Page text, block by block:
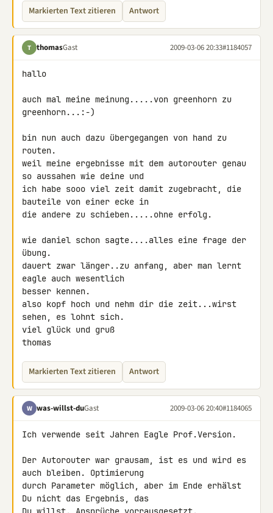
Markierten Text zitieren Antwort
T thomasGast 2009-03-06 20:33#1184057
hallo
auch mal meine meinung.....von greenhorn zu
greenhorn...:-)
bin nun auch dazu übergegangen von hand zu
routen.
weil meine ergebnisse mit dem autorouter genau
so aussahen wie deine und
ich habe sooo viel zeit damit zugebracht, die
bauteile von einer ecke in
die andere zu schieben.....ohne erfolg.
wie daniel schon sagte....alles eine frage der
übung.
dauert zwar länger..zu anfang, aber man lernt
eagle auch wesentlich
besser kennen.
also kopf hoch und nehm dir die zeit...wirst
sehen, es lohnt sich.
viel glück und gruß
thomas
Markierten Text zitieren Antwort
W was-willst-duGast 2009-03-06 20:40#1184065
Ich verwende seit Jahren Eagle Prof.Version.
Der Autorouter war grausam, ist es und wird es
auch bleiben. Optimierung
durch Parameter möglich, aber im Ende erhälst
Du nicht das Ergebnis, das